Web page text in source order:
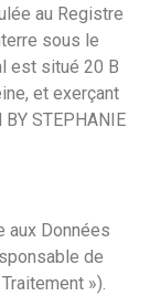
au Registre
sous le
est situé 20 B
et exerçant
STEPHANIE
aux Données
de
»).